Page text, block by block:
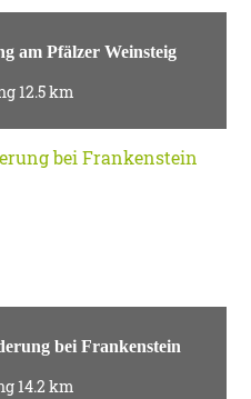
am Pfälzer Weinsteig
12.5 km
bei Frankenstein
14.2 km